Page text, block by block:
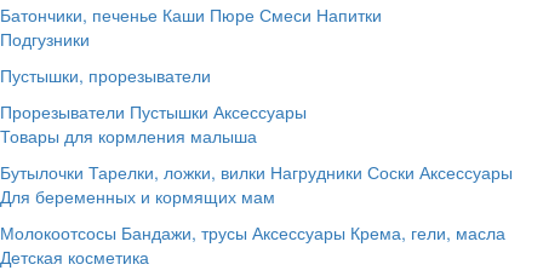
Батончики, печенье Каши Пюре Смеси Напитки
Подгузники
Пустышки, прорезыватели
Прорезыватели Пустышки Аксессуары
Товары для кормления малыша
Бутылочки Тарелки, ложки, вилки Нагрудники Соски Аксессуары
Для беременных и кормящих мам
Молокоотсосы Бандажи, трусы Аксессуары Крема, гели, масла
Детская косметика